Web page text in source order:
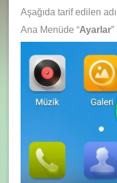
Aşağıda tarif edilen
Ana Menüde “Ayarlar”